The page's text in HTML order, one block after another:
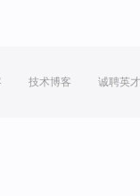
技术博客 诚聘英才